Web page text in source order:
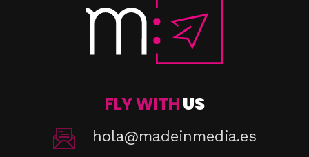
FLY WITHUS
hola@madeinmedia.es